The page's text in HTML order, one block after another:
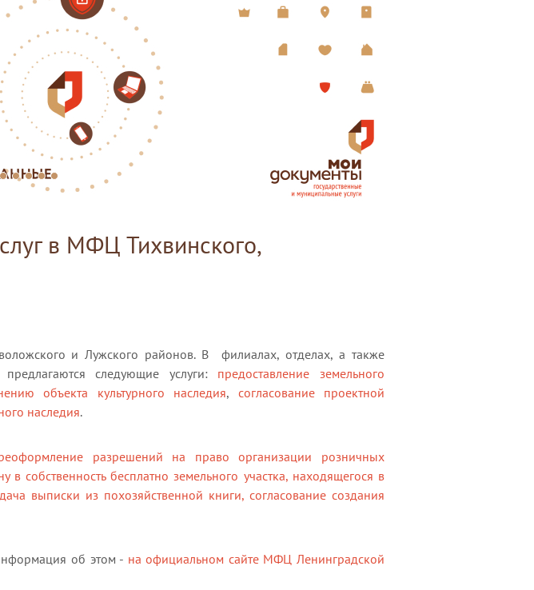
в МФЦ Тихвинского,
и Лужского районов. В филиалах, отделах, а также
следующие услуги: предоставление земельного
объекта культурного наследия, согласование проектной
наследия.
разрешений на право организации розничных
собственность бесплатно земельного участка, находящегося в
выписки из похозяйственной книги, согласование создания
об этом - на официальном сайте МФЦ Ленинградской